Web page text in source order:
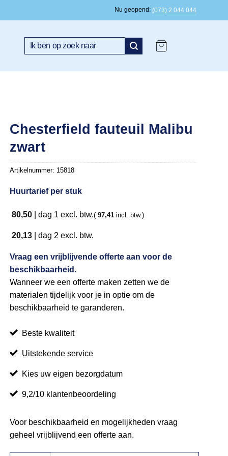
Nu geopend (073) 2 044 044
Zoeken
Chesterfield fauteuil Malibu
zwart
Artikelnummer: 15818
Huurtarief per stuk
80,50 |dag 1 excl. btw.( 97,41 incl. btw.)
20,13 |dag 2 excl. btw.
Vraag een vrijblijvende offerte aan voor de
beschikbaarheid.
Wanneer we een offerte maken zetten we de
materialen tijdelijk voor je in optie om de
beschikbaarheid te garanderen.
Beste kwaliteit
Uitstekende service
Kies uw eigen bezorgdatum
9,2/10 klantenbeoordeling
Voor beschikbaarheid en mogelijkheden vraag
geheel vrijblijvend een offerte aan.